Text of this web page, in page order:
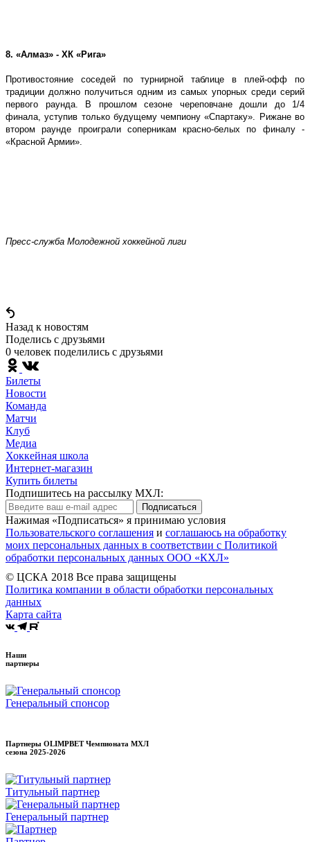
8. «Алмаз» - ХК «Рига»
Противостояние соседей по турнирной таблице в плей-офф по
традиции должно получиться одним из самых упорных среди серий
первого раунда. В прошлом сезоне череповчане дошли до 1/4
финала, уступив только будущему чемпиону «Спартаку». Рижане во
втором раунде проиграли соперникам красно-белых по финалу -
«Красной Армии».
Пресс-служба Молодежной хоккейной лиги
Назад к новостям
Поделись c друзьями
0 человек поделились c друзьями
Билеты
Новости
Команда
Матчи
Клуб
Медиа
Хоккейная школа
Интернет-магазин
Купить билеты
Подпишитесь на рассылку МХЛ:
Подписаться
Нажимая «Подписаться» я принимаю условия
Пользовательского соглашения и соглашаюсь на обработку
моих персональных данных в соответствии с Политикой
обработки персональных данных ООО «КХЛ»
© ЦСКА 2018 Все права защищены
Политика компании в области обработки персональных
данных
Карта сайта
Наши
партнеры
Генеральный спонсор
Партнеры OLIMPBET Чемпионата МХЛ
сезона 2025-2026
Титульный партнер
Генеральный партнер